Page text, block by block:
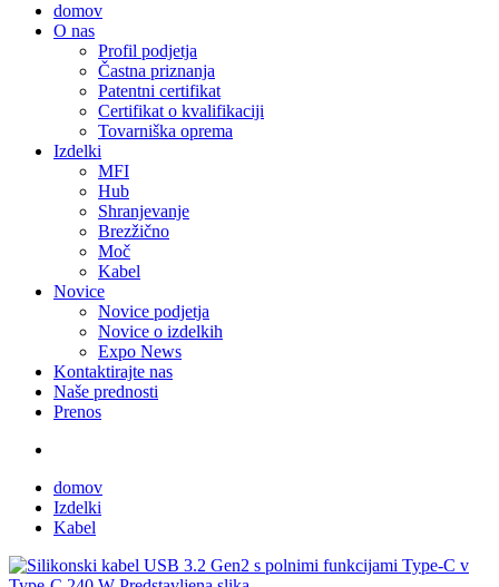
domov
O nas
Profil podjetja
Častna priznanja
Patentni certifikat
Certifikat o kvalifikaciji
Tovarniška oprema
Izdelki
MFI
Hub
Shranjevanje
Brezžično
Moč
Kabel
Novice
Novice podjetja
Novice o izdelkih
Expo News
Kontaktirajte nas
Naše prednosti
Prenos
domov
Izdelki
Kabel